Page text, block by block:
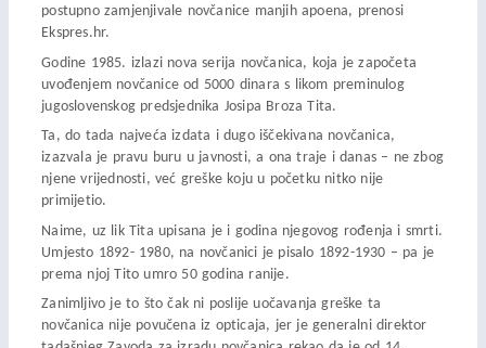
postupno zamjenjivale novčanice manjih apoena, prenosi
Ekspres.hr.
Godine 1985. izlazi nova serija novčanica, koja je započeta
uvođenjem novčanice od 5000 dinara s likom preminulog
jugoslovenskog predsjednika Josipa Broza Tita.
Ta, do tada najveća izdata i dugo iščekivana novčanica,
izazvala je pravu buru u javnosti, a ona traje i danas – ne zbog
njene vrijednosti, već greške koju u početku nitko nije
primijetio.
Naime, uz lik Tita upisana je i godina njegovog rođenja i smrti.
Umjesto 1892- 1980, na novčanici je pisalo 1892-1930 – pa je
prema njoj Tito umro 50 godina ranije.
Zanimljivo je to što čak ni poslije uočavanja greške ta
novčanica nije povučena iz opticaja, jer je generalni direktor